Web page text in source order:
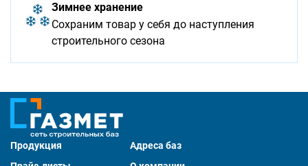
Зимнее хранение
Сохраним товар у себя до наступления
строительного сезона
Продукция
Адреса баз